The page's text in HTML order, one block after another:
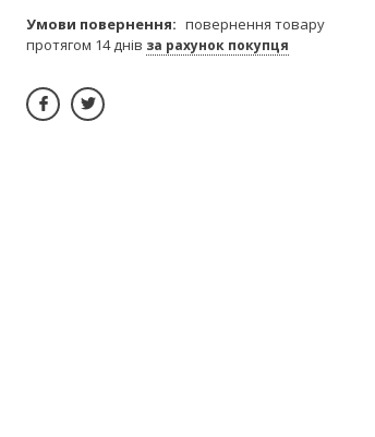
повернення товару
протягом 14 днів за рахунок покупця